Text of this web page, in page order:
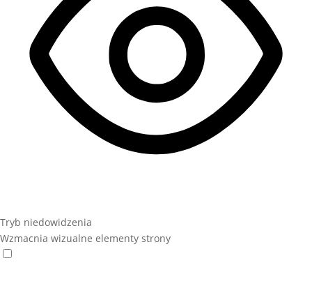
Tryb niedowidzenia
Wzmacnia wizualne elementy strony